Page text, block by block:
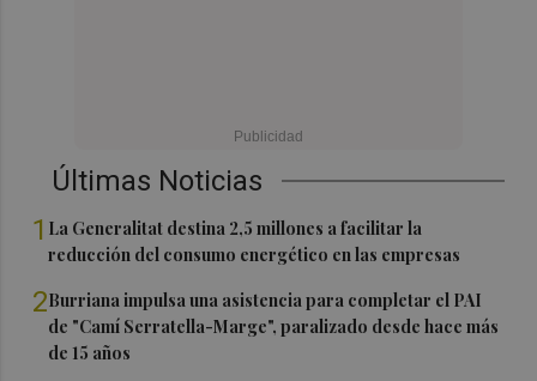
Últimas Noticias
1 La Generalitat destina 2,5 millones a facilitar la
reducción del consumo energético en las empresas
2Burriana impulsa una asistencia para completar el PAI
de "Camí Serratella-Marge", paralizado desde hace más
de 15 años